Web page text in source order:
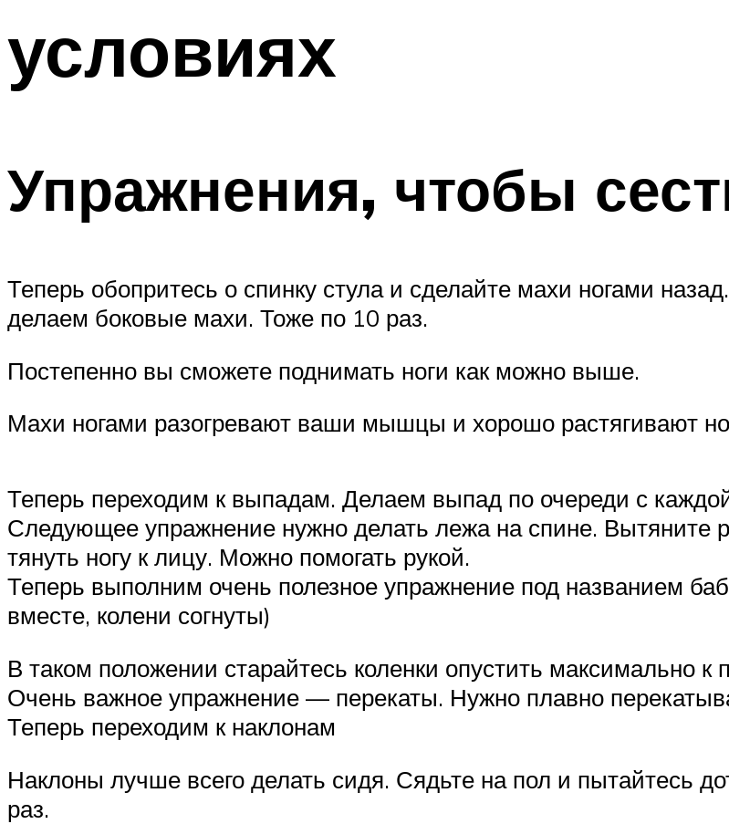
условиях
Упражнения, чтобы
Теперь обопритесь о спинку стула и сделайте махи ногами
делаем боковые махи. Тоже по 10 раз.
Постепенно вы сможете поднимать ноги как можно выше.
Махи ногами разогревают ваши мышцы и хорошо растягивают
Теперь переходим к выпадам. Делаем выпад по очереди с
Следующее упражнение нужно делать лежа на спине. Вытяните
тянуть ногу к лицу. Можно помогать рукой.
Теперь выполним очень полезное упражнение под названием
вместе, колени согнуты)
В таком положении старайтесь коленки опустить максимально к
Очень важное упражнение — перекаты. Нужно плавно
Теперь переходим к наклонам
Наклоны лучше всего делать сидя. Сядьте на пол и пытайтесь
раз.